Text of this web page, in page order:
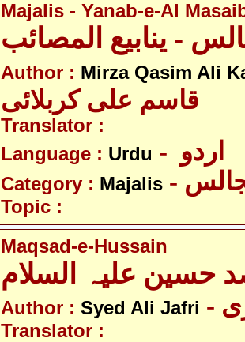
Majalis - Yanab-e-Al
Author : Mirza Qasim Ali
قاسم علی کربلائی
Translator :
Language : Urdu
Category : Majalis
Topic :
Maqsad-e-Hussain
حسین علیہ السلام
Author : Syed Ali Jafri
Translator :